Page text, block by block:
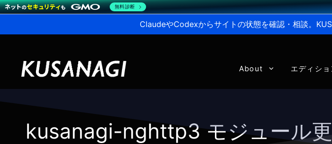
ClaudeやCodexからサイトの状態を確認・相談。
About エディショ
kusanagi-nghttp3 モジュール更
無料診断